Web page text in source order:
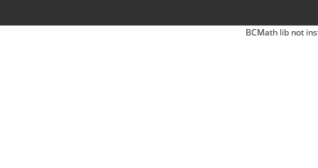
BCMath lib not